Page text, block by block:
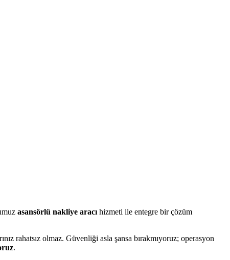
asansörlü nakliye aracı hizmeti ile entegre bir çözüm
rahatsız olmaz. Güvenliği asla şansa bırakmıyoruz; operasyon
.